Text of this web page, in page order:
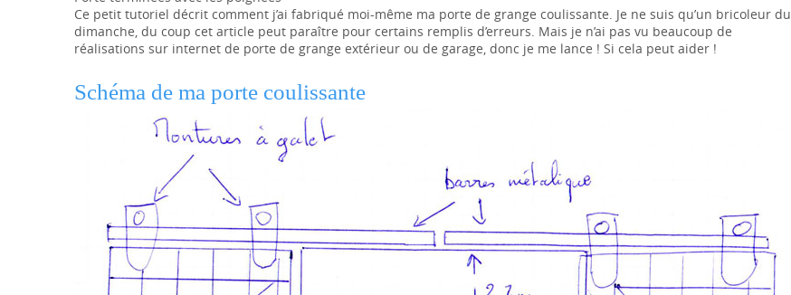
Ce petit tutoriel décrit comment j’ai fabriqué moi-même ma porte de grange coulissante. Je ne suis qu’un bricoleur du
dimanche, du coup cet article peut paraître pour certains remplis d’erreurs. Mais je n’ai pas vu beaucoup de
réalisations sur internet de porte de grange extérieur ou de garage, donc je me lance ! Si cela peut aider !
Schéma de ma porte coulissante